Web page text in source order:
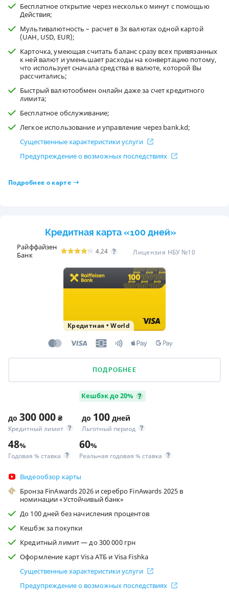
Бесплатное открытие через несколько минут с помощью
Действия;
Мультивалютность – расчет в 3х валютах одной картой
(UAH, USD, EUR);
Карточка, умеющая считать баланс сразу всех привязанных
к ней валют и уменьшает расходы на конвертацию потому,
что использует сначала средства в валюте, которой Вы
рассчитались;
Быстрый валютообмен онлайн даже за счет кредитного
лимита;
Бесплатное обслуживание;
Легкое использование и управление через bank.kd;
Существенные характеристики услуги
Предупреждение о возможных последствиях
Подробнее о карте
Кредитная карта «100 дней»
Райффайзен
Банк
4.24 Лицензия НБУ №10
Кредитная •World
ПОДРОБНЕЕ
Кешбэк до 20%
до 300 000 ₴
Кредитный лимит
до 100 дней
Льготный период
48%
Годовая % ставка
60%
Реальная годовая % ставка
Видеообзор карты
Бронза FinAwards 2026 и серебро FinAwards 2025 в
номинации «Устойчивый банк»
До 100 дней без начисления процентов
Кешбэк за покупки
Кредитный лимит — до 300 000 грн
Оформление карт Visa АТБ и Visa Fishka
Существенные характеристики услуги
Предупреждение о возможных последствиях